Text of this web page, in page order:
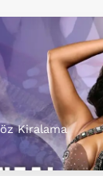
Kiralama